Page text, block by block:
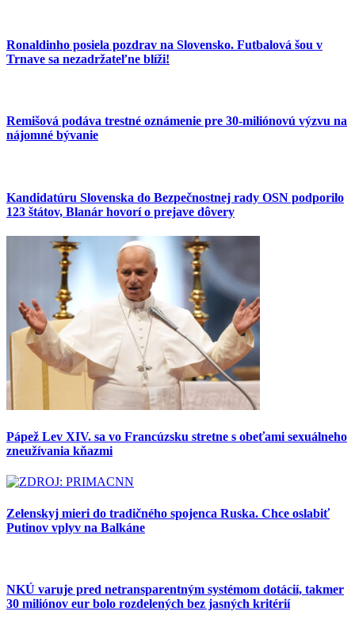
Ronaldinho posiela pozdrav na Slovensko. Futbalová šou v
Trnave sa nezadržateľne blíži!
Remišová podáva trestné oznámenie pre 30-miliónovú výzvu na
nájomné bývanie
Kandidatúru Slovenska do Bezpečnostnej rady OSN podporilo
123 štátov, Blanár hovorí o prejave dôvery
Pápež Lev XIV. sa vo Francúzsku stretne s obeťami sexuálneho
zneužívania kňazmi
Zelenskyj mieri do tradičného spojenca Ruska. Chce oslabiť
Putinov vplyv na Balkáne
NKÚ varuje pred netransparentným systémom dotácií, takmer
30 miliónov eur bolo rozdelených bez jasných kritérií